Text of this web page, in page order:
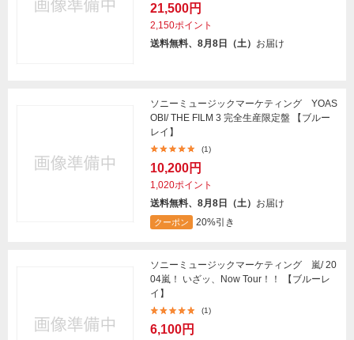
21,500円
2,150ポイント
送料無料、8月8日（土） お届け
ソニーミュージックマーケティング YOAS
OBI/ THE FILM 3 完全生産限定盤 【ブルー
レイ】
(1)
10,200円
1,020ポイント
送料無料、8月8日（土） お届け
クーポン 20%引き
ソニーミュージックマーケティング 嵐/ 20
04嵐！ いざッ、Now Tour！！ 【ブルーレ
イ】
(1)
6,100円